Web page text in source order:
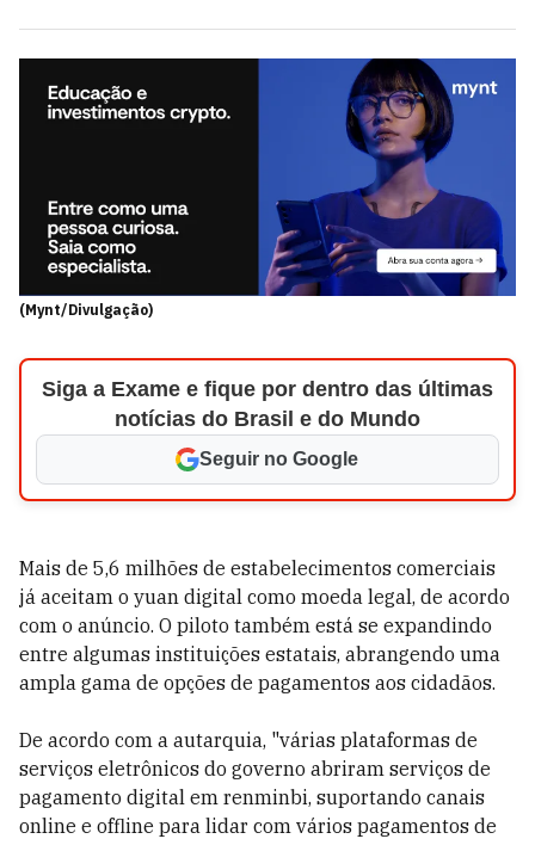
(Mynt/Divulgação)
Siga a Exame e fique por dentro das últimas
notícias do Brasil e do Mundo
Seguir no Google
Mais de 5,6 milhões de estabelecimentos comerciais
já aceitam o yuan digital como moeda legal, de acordo
com o anúncio. O piloto também está se expandindo
entre algumas instituições estatais, abrangendo uma
ampla gama de opções de pagamentos aos cidadãos.
De acordo com a autarquia, "várias plataformas de
serviços eletrônicos do governo abriram serviços de
pagamento digital em renminbi, suportando canais
online e offline para lidar com vários pagamentos de